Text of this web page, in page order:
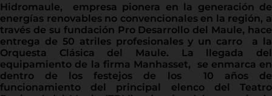
Hidromaule, empresa pionera en la generación de
energías renovables no convencionales en la región, a
través de su fundación Pro Desarrollo del Maule, hace
entrega de 50 atriles profesionales y un carro a la
Orquesta Clásica del Maule. La llegada del
equipamiento de la firma Manhasset, se enmarca en
dentro de los festejos de los 10 años de
funcionamiento del principal elenco del Teatro